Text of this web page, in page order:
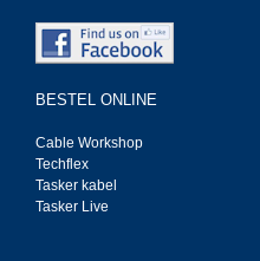
BESTEL ONLINE
Cable Workshop
Techflex
Tasker kabel
Tasker Live